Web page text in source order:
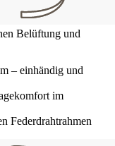
Belüftung und
– einhändig und
im
Federdrahtrahmen